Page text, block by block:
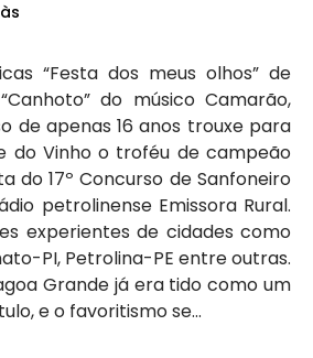
“Festa dos meus olhos” de
do músico Camarão,
de apenas 16 anos trouxe para
do Vinho o troféu de campeão
do 17º Concurso de Sanfoneiro
petrolinense Emissora Rural.
experientes de cidades como
PI, Petrolina-PE entre outras.
Grande já era tido como um
e o favoritismo se...